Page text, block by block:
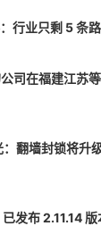
行业只剩 5 条路
司在福建江苏
翻墙封锁将升级
布 2.11.14 版